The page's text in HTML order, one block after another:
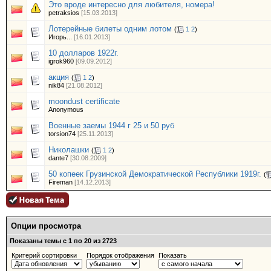
Это вроде интересно для любителя, номера!
petraksios [15.03.2013]
Лотерейные билеты одним лотом ( 1 2)
Игорь...
[16.01.2013]
10 долларов 1922г.
igrok960 [09.09.2012]
акция ( 1 2)
nik84 [21.08.2012]
moondust certificate
Anonymous
Военные заемы 1944 г 25 и 50 руб
torsion74 [25.11.2013]
Николашки ( 1 2)
dante7 [30.08.2009]
50 копеек Грузинской Демократической Республики 1919г. (
Fireman [14.12.2013]
Опции просмотра
Показаны темы с 1 по 20 из 2723
Критерий сортировки
Порядок отображения Показать